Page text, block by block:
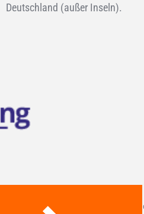
Deutschland (außer Inseln).